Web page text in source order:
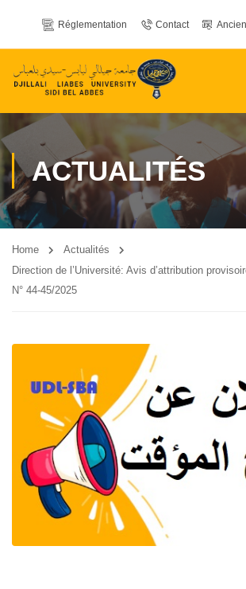
Réglementation Contact
ACTUALITÉS
Home
Actualités
Direction de l’Université: Avis d’attribution
N° 44-45/2025